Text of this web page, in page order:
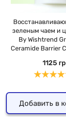
зеленым чаем и
By Wishtrend
Ceramide Barrier
1125
Добавить в